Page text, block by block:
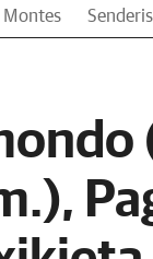
Montes